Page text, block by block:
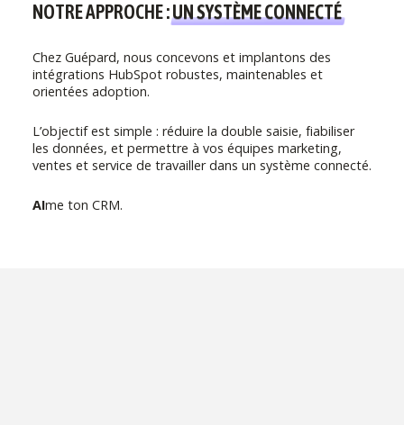
NOTRE APPROCHE :UN SYSTÈME CONNECTÉ
Chez Guépard, nous concevons et implantons des
intégrations HubSpot robustes, maintenables et
orientées adoption.
L’objectif est simple : réduire la double saisie, fiabiliser
les données, et permettre à vos équipes marketing,
ventes et service de travailler dans un système connecté.
AIme ton CRM.